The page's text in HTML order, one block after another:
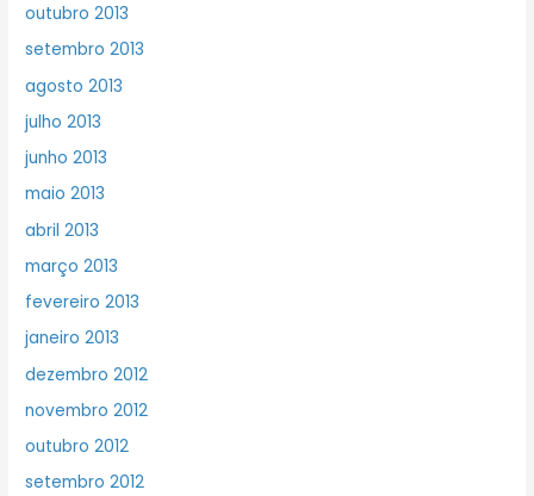
outubro 2013
setembro 2013
agosto 2013
julho 2013
junho 2013
maio 2013
abril 2013
março 2013
fevereiro 2013
janeiro 2013
dezembro 2012
novembro 2012
outubro 2012
setembro 2012